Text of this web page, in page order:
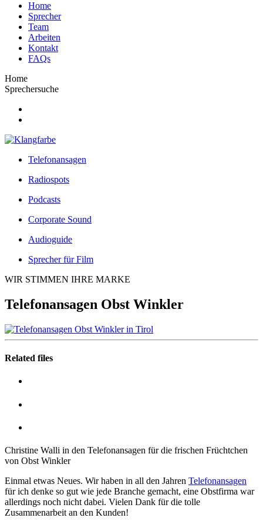
Home
Sprecher
Team
Arbeiten
Kontakt
FAQs
Home
Sprechersuche
Telefonansagen
Radiospots
Podcasts
Corporate Sound
Audioguide
Sprecher für Film
WIR STIMMEN IHRE MARKE
Telefonansagen Obst Winkler
Related files
Christine Walli in den Telefonansagen für die frischen Früchtchen
von Obst Winkler
Einmal etwas Neues. Wir haben in all den Jahren Telefonansagen
für ich denke so gut wie jede Branche gemacht, eine Obstfirma war
allerdings noch nicht dabei. Vielen Dank für die tolle
Zusammenarbeit an den Kunden!